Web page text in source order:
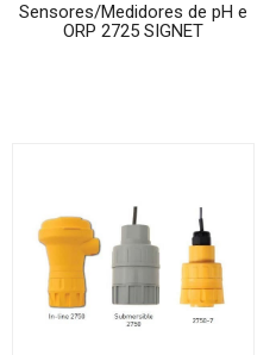
Sensores/Medidores de pH e
ORP 2725 SIGNET